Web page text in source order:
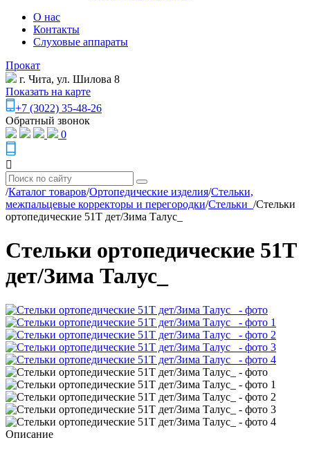
О нас
Контакты
Слуховые аппараты
Прокат
г. Чита, ул. Шилова 8
Показать на карте
+7 (3022) 35-48-26
Обратный звонок
0
/Каталог товаров/Ортопедические изделия/Стельки,
межпальцевые корректоры и перегородки/Стельки_ /Стельки
ортопедические 51Т дет/Зима Талус_
Стельки ортопедические 51Т
дет/Зима Талус_
Описание